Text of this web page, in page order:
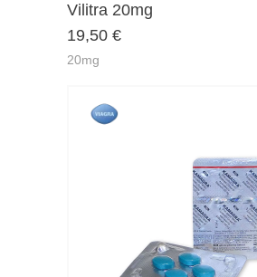
Vilitra 20mg
19,50 €
20mg